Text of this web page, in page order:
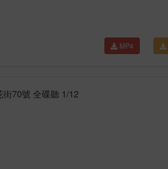
MP4
70號 全碟聽 1/12